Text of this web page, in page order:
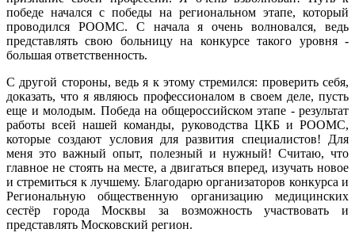
победе начался с победы на региональном этапе, который
проводился РООМС. С начала я очень волновался, ведь
представлять свою больницу на конкурсе такого уровня -
большая ответственность.
С другой стороны, ведь я к этому стремился: проверить себя,
доказать, что я являюсь профессионалом в своем деле, пусть
еще и молодым. Победа на общероссийском этапе - результат
работы всей нашей команды, руководства ЦКБ и РООМС,
которые создают условия для развития специалистов! Для
меня это важный опыт, полезный и нужный! Считаю, что
главное не стоять на месте, а двигаться вперед, изучать новое
и стремиться к лучшему. Благодарю организаторов конкурса и
Региональную общественную организацию медицинских
сестёр города Москвы за возможность участвовать и
представлять Московский регион.